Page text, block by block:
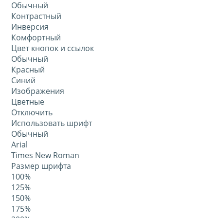
Обычный
Контрастный
Инверсия
Комфортный
Цвет кнопок и ссылок
Обычный
Красный
Синий
Изображения
Цветные
Отключить
Использовать шрифт
Обычный
Arial
Times New Roman
Размер шрифта
100%
125%
150%
175%